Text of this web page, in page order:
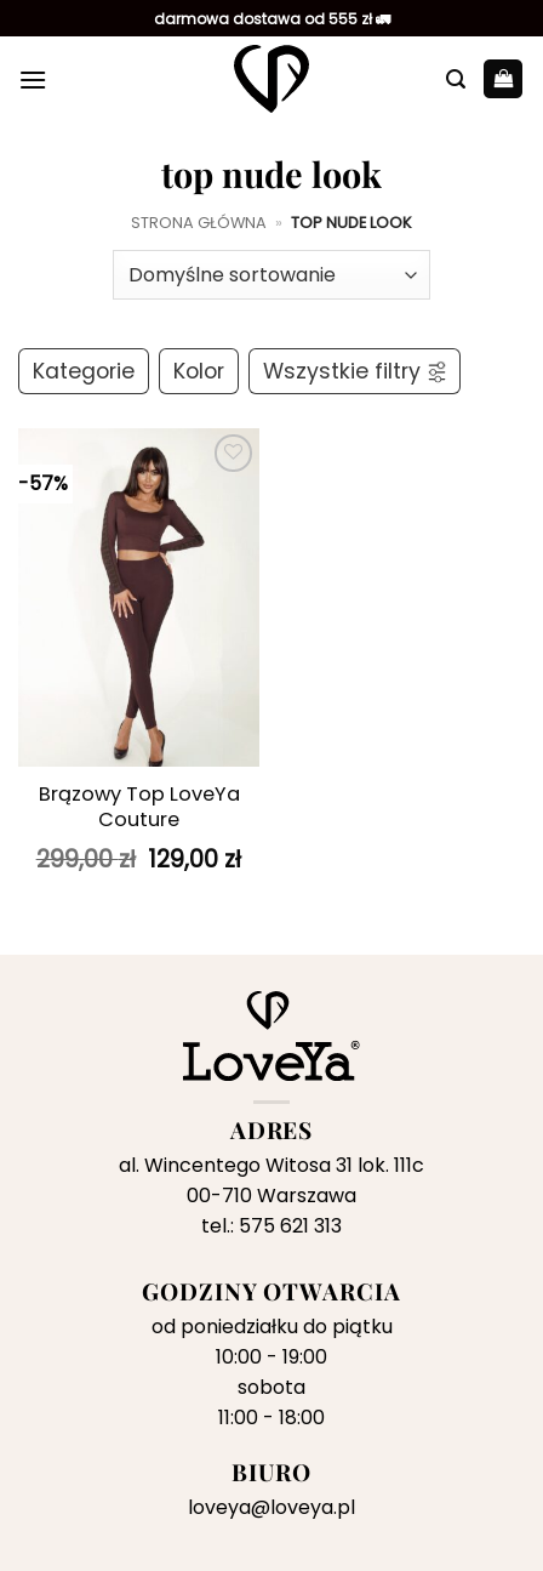
do
zawartości
darmowa dostawa od 555 zł 🚛
top nude look
STRONA GŁÓWNA » TOP NUDE LOOK
Kategorie Kolor Wszystkie filtry
-57%
ulubionych
Brązowy Top LoveYa
Couture
299,00zł Pierwotna
cena
129,00 złAktualna
ADRES
al. Wincentego Witosa 31 lok. 111c
00-710 Warszawa
tel.: 575 621 313
GODZINY OTWARCIA
od poniedziałku do piątku
10:00 - 19:00
sobota
11:00 - 18:00
BIURO
loveya@loveya.pl